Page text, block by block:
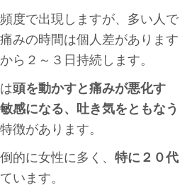
度で出現しますが、多い人で
みの時間は個人差があります
ら２～３日持続します。
頭を動かすと痛みが悪化す
感になる、吐き気をともなう
徴があります。
的に女性に多く、 特に２０代
います。